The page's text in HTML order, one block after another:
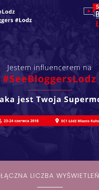
ŁĄCZNA LICZBA WYŚWIETLEŃ